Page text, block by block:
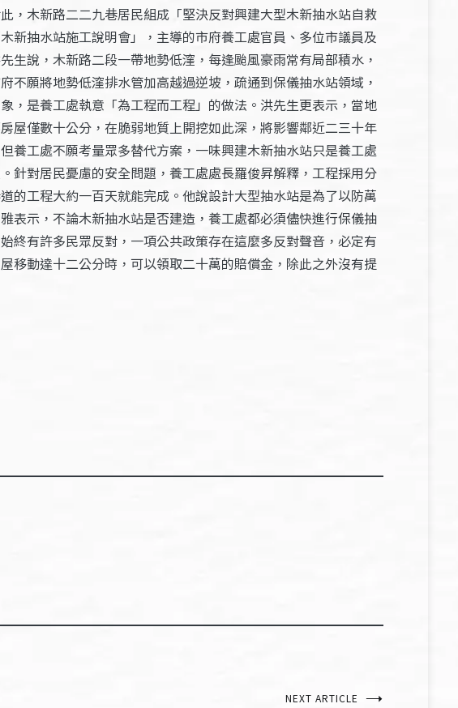
，木新路二二九巷居民組成「堅決反對興建大型木新抽水站自救
新抽水站施工說明會」，主導的市府養工處官員、多位市議員及
說，木新路二段一帶地勢低漥，每逢颱風豪雨常有局部積水，
願將地勢低漥排水管加高越過逆坡，疏通到保儀抽水站領域，
，是養工處執意「為工程而工程」的做法。洪先生更表示，當地
屋僅數十公分，在脆弱地質上開挖如此深，將影響鄰近二三十年
養工處不願考量眾多替代方案，一味興建木新抽水站只是養工處
針對居民憂慮的安全問題，養工處處長羅俊昇解釋，工程採用分
的工程大約一百天就能完成。他說設計大型抽水站是為了以防萬
表示，不論木新抽水站是否建造，養工處都必須儘快進行保儀抽
終有許多民眾反對，一項公共政策存在這麼多反對聲音，必定有
移動達十二公分時，可以領取二十萬的賠償金，除此之外沒有提
NEXT ARTICLE